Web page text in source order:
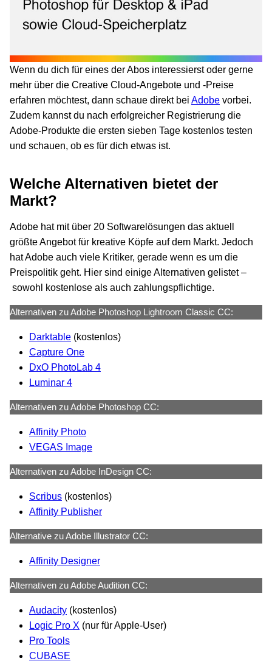
Wenn du dich für eines der Abos interessierst oder gerne
mehr über die Creative Cloud-Angebote und -Preise
erfahren möchtest, dann schaue direkt bei Adobe vorbei.
Zudem kannst du nach erfolgreicher Registrierung die
Adobe-Produkte die ersten sieben Tage kostenlos testen
und schauen, ob es für dich etwas ist.
Welche Alternativen bietet der
Markt?
Adobe hat mit über 20 Softwarelösungen das aktuell
größte Angebot für kreative Köpfe auf dem Markt. Jedoch
hat Adobe auch viele Kritiker, gerade wenn es um die
Preispolitik geht. Hier sind einige Alternativen gelistet –
sowohl kostenlose als auch zahlungspflichtige.
Alternativen zu Adobe Photoshop Lightroom Classic CC:
Darktable (kostenlos)
Capture One
DxO PhotoLab 4
Luminar 4
Alternativen zu Adobe Photoshop CC:
Affinity Photo
VEGAS Image
Alternativen zu Adobe InDesign CC:
Scribus (kostenlos)
Affinity Publisher
Alternative zu Adobe Illustrator CC:
Affinity Designer
Alternativen zu Adobe Audition CC:
Audacity (kostenlos)
Logic Pro X (nur für Apple-User)
Pro Tools
CUBASE